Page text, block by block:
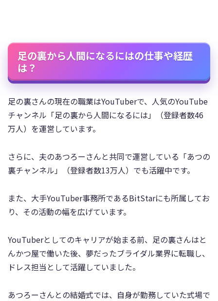
足の裏から人間になるにはの仕事や経歴
は？
足の裏さんの現在の職業はYouTuberで、人気のYouTube
チャンネル「足の裏から人間になるには」（登録者数46
万人）を運営しています。
さらに、夫のあつろーさんと共同で運営している「あつの
裏チャンネル」（登録者数13万人）でも活躍中です。
また、大手YouTuber事務所であるBitStarにも所属してお
り、その活動の幅を広げています。
YouTuberとしてのキャリアが始まる前、足の裏さんはと
んかつ屋で働いた後、夢だったブライダル業界に転職し、
ドレス担当として活躍していました。
あつろーさんとの結婚式では、自身が勤務していた式場で